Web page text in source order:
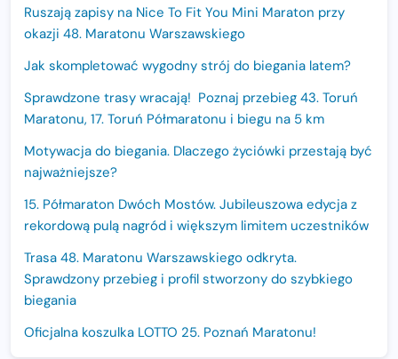
Ruszają zapisy na Nice To Fit You Mini Maraton przy
okazji 48. Maratonu Warszawskiego
Jak skompletować wygodny strój do biegania latem?
Sprawdzone trasy wracają! Poznaj przebieg 43. Toruń
Maratonu, 17. Toruń Półmaratonu i biegu na 5 km
Motywacja do biegania. Dlaczego życiówki przestają być
najważniejsze?
15. Półmaraton Dwóch Mostów. Jubileuszowa edycja z
rekordową pulą nagród i większym limitem uczestników
Trasa 48. Maratonu Warszawskiego odkryta.
Sprawdzony przebieg i profil stworzony do szybkiego
biegania
Oficjalna koszulka LOTTO 25. Poznań Maratonu!